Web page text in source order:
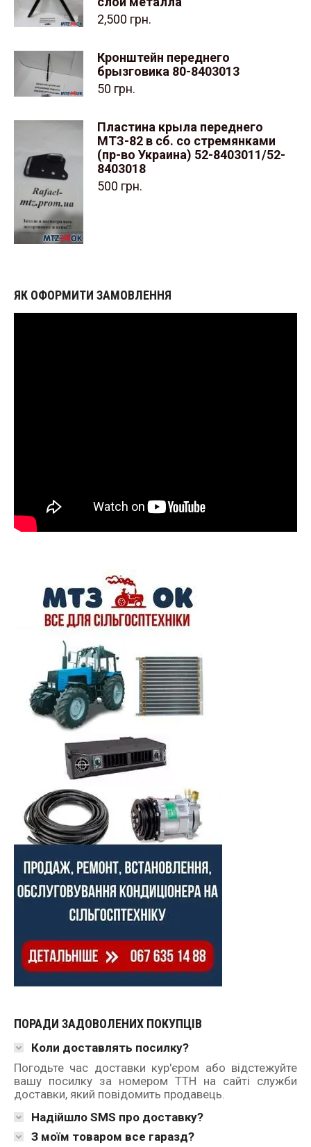
2,500 грн.
Кронштейн переднего
брызговика 80-8403013
50 грн.
Пластина крыла переднего
МТЗ-82 в сб. со стремянками
(пр-во Украина) 52-8403011/52-
8403018
500 грн.
ЯК ОФОРМИТИ ЗАМОВЛЕННЯ
ПОРАДИ ЗАДОВОЛЕНИХ ПОКУПЦІВ
Коли доставлять посилку?
Погодьте час доставки кур'єром або відстежуйте
вашу посилку за номером ТТН на сайті служби
доставки, який повідомить продавець.
Надійшло SMS про доставку?
З моїм товаром все гаразд?